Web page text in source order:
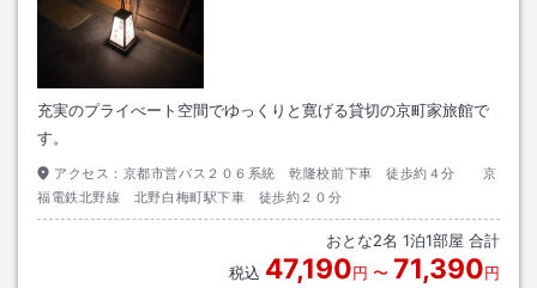
充実のプライべート空間でゆっくりと寛げる貸切の京町家旅館で
す。
アクセス： 京都市営バス２０６系統 乾隆校前下車 徒歩約４分 京
福電鉄北野線 北野白梅町駅下車 徒歩約２０分
おとな2名 1泊1部屋 合計
税込 47,190円 〜 71,390円